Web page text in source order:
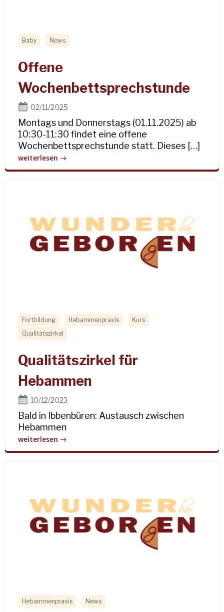
Baby News
Offene
Wochenbettsprechstunde
02/11/2025
Montags und Donnerstags (01.11.2025) ab
10:30-11:30 findet eine offene
Wochenbettsprechstunde statt. Dieses […]
weiterlesen
Fortbildung Hebammenpraxis
Kurs
Qualitätszirkel
Qualitätszirkel für
Hebammen
10/12/2023
Bald in Ibbenbüren: Austausch zwischen
Hebammen
weiterlesen
Hebammenpraxis News